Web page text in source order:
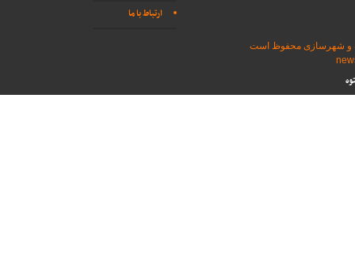
ارتباط با ما
و شهرسازی محفوظ است